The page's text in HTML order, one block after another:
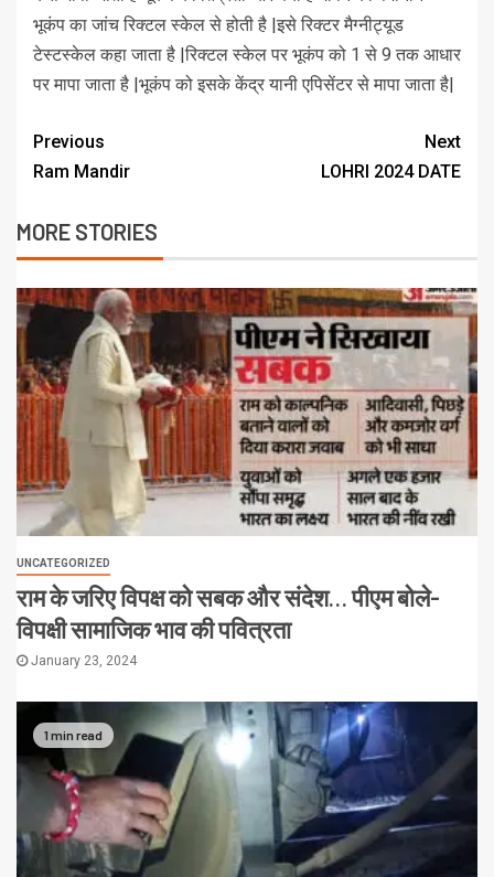
भूकंप का जांच रिक्टल स्केल से होती है |इसे रिक्टर मैग्नीट्यूड
टेस्टस्केल कहा जाता है |रिक्टल स्केल पर भूकंप को 1 से 9 तक आधार
पर मापा जाता है |भूकंप को इसके केंद्र यानी एपिसेंटर से मापा जाता है|
Previous
Ram Mandir
Next
LOHRI 2024 DATE
MORE STORIES
UNCATEGORIZED
राम के जरिए विपक्ष को सबक और संदेश… पीएम बोले-
विपक्षी सामाजिक भाव की पवित्रता
January 23, 2024
1 min read